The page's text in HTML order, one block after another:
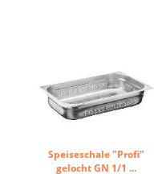
Speiseschale "Profi"
gelocht GN 1/1 ...